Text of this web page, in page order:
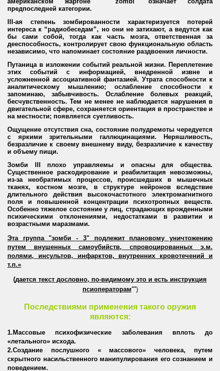
предпоследней категории.
III-ая степень зомбированности характеризуется потерей
интереса к “радиобеседам”, но они не затихают, а ведутся как
бы сами собой, тогда как часть мозга, ответственная за
дееспособность, контролирует свою функциональную область
независимо, что напоминает состояние раздвоения личности.
Путаница в изложении событий реальной жизни. Переплетение
этих событий с информацией, внедренной извне и
усложненной ассоциативной фантазией. Утрата способности к
аналитическому мышлению; ослабление способности к
запоминаю, забывчивость. Ослабление болевых реакций,
бесчувственность. Тем не менее не наблюдается нарушения в
двигательной сфере, сохраняется ориентация в пространстве и
на местности; появляется суетливость.
Ощущение отсутствия сна, состояние полудремоты чередуется
с яркими зрительными галлюцинациями. Неряшливость,
безразличие к своему внешнему виду, безразличие к качеству
и объему пищи.
Зомби III плохо управляемы и опасны для общества.
Существенное раскодирование и реабилитация невозможны,
из-за необратимых процессов, происшедших в мышечных
тканях, костном мозге, в структуре нейронов вследствие
длительного действия высокочастотного электромагнитного
поля и повышенной концентрации психотропных веществ.
Особенно тяжелое состояние у лиц, страдающих врожденными
психическими отклонениями, недостатками в развитии и
возрастными маразмами.
Эта группа "зомби - 3" подлежит плановому уничтожению
путем внушенных самоубийств, спровоцированных э.м.
полями, инсультов, инфарктов, внутренних кровотечений и
т.п.»
(дается текст дословно, по-видимому это и есть инструкция
псиоператорам''')
Последствиями применения такого оружия
являются:
1.Массовые психофизические заболевания вплоть до
«летального» исхода.
2.Создание послушного « массового» человека, путем
скрытного насильственного манипулирования его сознанием и
поведением.